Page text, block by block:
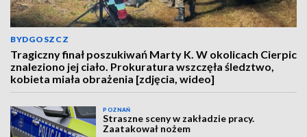
BYDGOSZCZ
Tragiczny finał poszukiwań Marty K. W okolicach Cierpic
znaleziono jej ciało. Prokuratura wszczęła śledztwo,
kobieta miała obrażenia [zdjęcia, wideo]
POZNAŃ
Straszne sceny w zakładzie pracy.
Zaatakował nożem